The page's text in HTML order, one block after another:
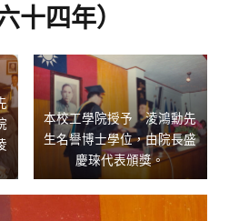
十四年）
本校工學院授予 淩鴻勳先
生名譽博士學位，由院長盛
慶琜代表頒獎。